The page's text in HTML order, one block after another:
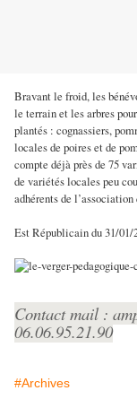
Bravant le froid, les
le terrain et les arbres
plantés : cognassiers,
locales de poires et de
compte déjà près de 75
de variétés locales peu
adhérents de
Est Républicain du 31/01/
Contact mail :
06.06.95.21.90
#Archives